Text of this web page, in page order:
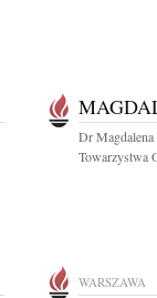
Dr Magdalena
Towarzystwa
WARSZAWA